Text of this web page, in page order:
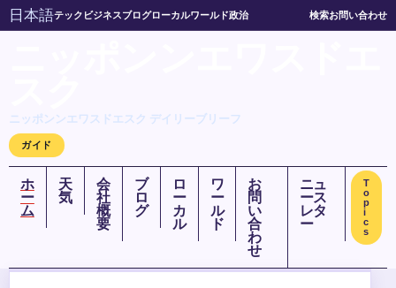
日本語テック ビジネスブログローカルワールド政治 検索お問い合わせ
ニッポンンエワスドエスク デイリーブリーフ
ガイド
ホ
ー
ム
天
気
会
社
概
要
ブ
ロ
グ
ロ
ー
カ
ル
ワ
ー
ル
ド
お
問
い
合
わ
せ
ニュ
ース
レタ
ー
T
o
p
i
c
s